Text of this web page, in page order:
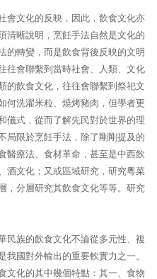
會文化的反映，因此，飲食文化亦
清晰說明，烹飪手法自然是文化的
的轉變，而是飲食背後反映的文明
往會聯繫到當時社會、人類、文化
的飲食文化，往往會聯繫到祭祀文
何洗濯米粒、燒烤豬肉，但學者更
儀式，從而了解先民對於世界的理
局限於烹飪手法，除了剛剛提及的
醫療法、食材革命，甚至是中西飲
酒文化；又或區域研究，研究粵菜
，分層研究其飲食文化等等。研究
民族的飲食文化不論從多元性、複
國對外輸出的重要軟實力之一。
文化的其中幾個特點：其一、食物